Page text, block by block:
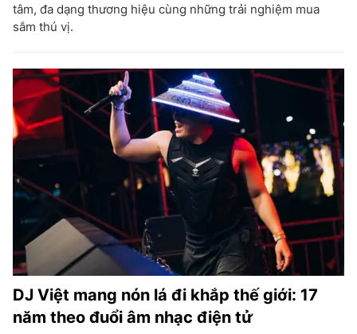
tâm, đa dạng thương hiệu cùng những trải nghiệm mua
sắm thú vị.
DJ Việt mang nón lá đi khắp thế giới: 17
năm theo đuổi âm nhạc điện tử